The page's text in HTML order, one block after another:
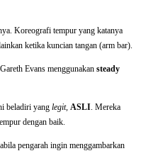
Koreografi tempur yang katanya
ketika kuncian tangan (arm bar).
Evans menggunakan steady
beladiri yang legit, ASLI. Mereka
dengan baik.
pengarah ingin menggambarkan